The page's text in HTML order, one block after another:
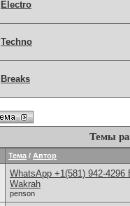
Electro
Techno
Breaks
Темы
Тема / Автор
WhatsApp +1(581) 942-
Wakrah
penson